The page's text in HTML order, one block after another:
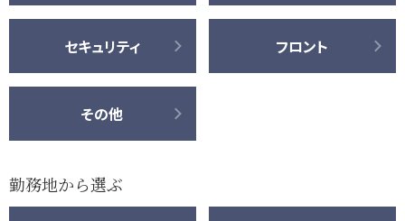
セキュリティ フロント
その他
勤務地から選ぶ